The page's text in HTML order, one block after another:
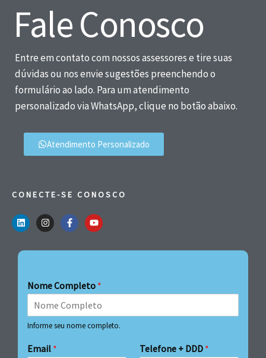
Fale Conosco
Entre em contato com nossos assessores e tire suas
dúvidas ou nos envie sugestões preenchendo o
formulário ao lado. Para um atendimento
personalizado via WhatsApp, clique no botão abaixo.
Atendimento Personalizado
CONECTE-SE CONOSCO
Nome Completo *
Informe seu nome completo.
Email * Telefone + DDD *